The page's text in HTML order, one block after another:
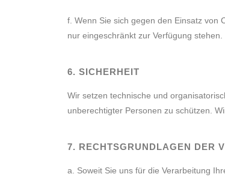
f. Wenn Sie sich gegen den Einsatz von
nur eingeschränkt zur Verfügung stehen.
6. SICHERHEIT
Wir setzen technische und
unberechtigter Personen zu schützen.
7. RECHTSGRUNDLAGEN DER
a. Soweit Sie uns für die Verarbeitung